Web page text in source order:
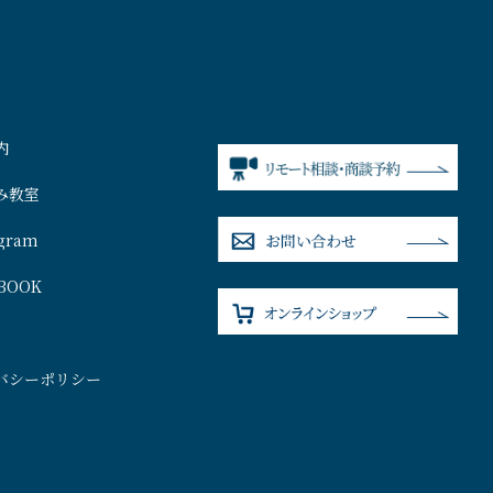
教室
シーポリシー